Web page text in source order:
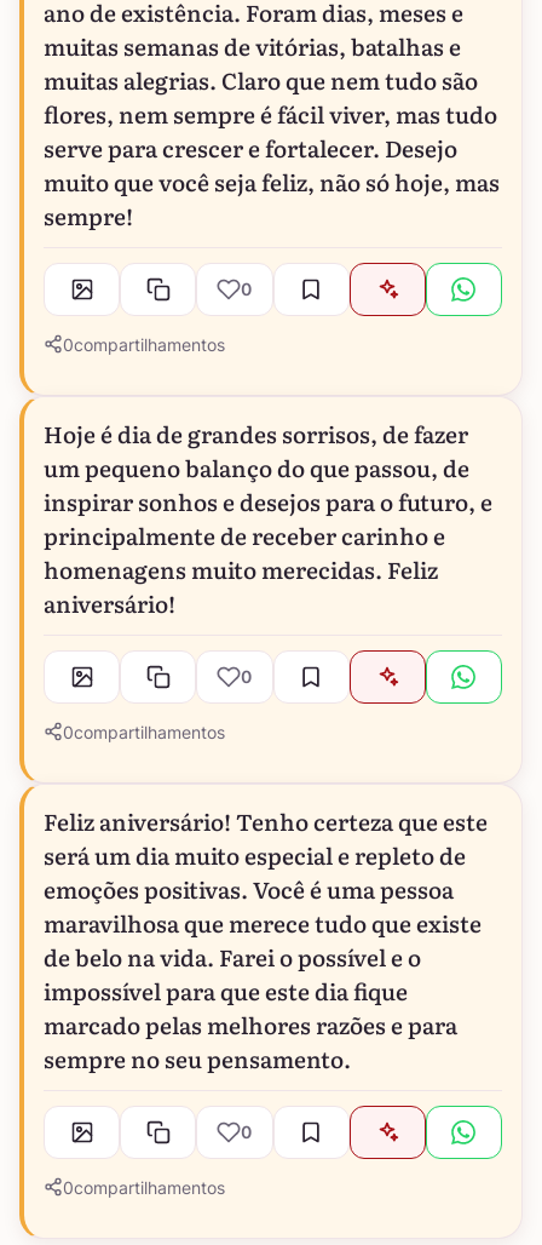
ano de existência. Foram dias, meses e
muitas semanas de vitórias, batalhas e
muitas alegrias. Claro que nem tudo são
flores, nem sempre é fácil viver, mas tudo
serve para crescer e fortalecer. Desejo
muito que você seja feliz, não só hoje, mas
sempre!
0
0compartilhamentos
Hoje é dia de grandes sorrisos, de fazer
um pequeno balanço do que passou, de
inspirar sonhos e desejos para o futuro, e
principalmente de receber carinho e
homenagens muito merecidas. Feliz
aniversário!
0
0compartilhamentos
Feliz aniversário! Tenho certeza que este
será um dia muito especial e repleto de
emoções positivas. Você é uma pessoa
maravilhosa que merece tudo que existe
de belo na vida. Farei o possível e o
impossível para que este dia fique
marcado pelas melhores razões e para
sempre no seu pensamento.
0
0compartilhamentos